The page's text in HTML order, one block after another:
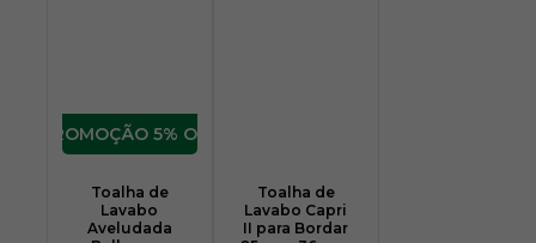
5% OFF
Toalha de
Lavabo
Aveludada
Toalha de
Lavabo Capri
II para Bordar